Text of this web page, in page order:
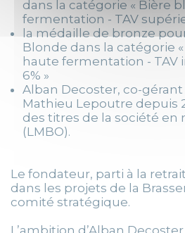
dans la catégorie « Bière
fermentation - TAV
la médaille de bronze
Blonde dans la catégorie
haute fermentation - TAV
6% »
Alban Decoster, co-gérant
Mathieu Lepoutre depuis
des titres de la société en
(LMBO).
Le fondateur, parti à la
dans les projets de la
comité stratégique.
L’ambition d’Alban